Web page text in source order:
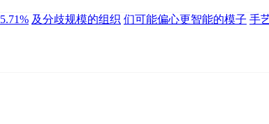
及分歧规模的组织 们可能偏心更智能的模子 手